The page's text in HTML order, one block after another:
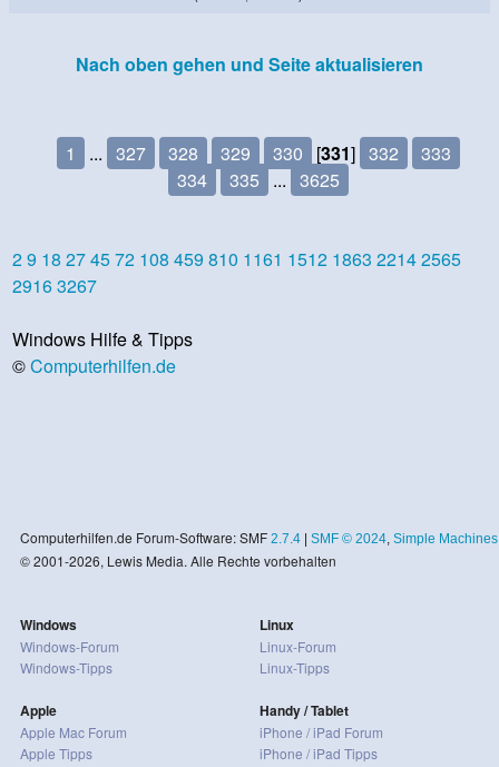
Nach oben gehen und Seite aktualisieren
1 ... 327 328 329 330 [331] 332
333
334
335 ... 3625
29 18 274572 108 459 810 1161 1512 1863 22142565
29163267
Windows Hilfe & Tipps
©Computerhilfen.de
Computerhilfen.de Forum-Software: SMF 2.7.4| SMF © 2024, Simple Machines
© 2001-2026, Lewis Media. Alle Rechte vorbehalten
Windows
Windows-Forum
Windows-Tipps
Apple
Apple Mac Forum
Apple Tipps
Linux
Linux-Forum
Linux-Tipps
Handy / Tablet
iPhone / iPad Forum
iPhone / iPad Tipps